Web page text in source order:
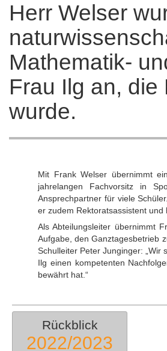
Herr Welser
Mathematik-
Frau Ilg an,
wurde.
Mit Frank Welser übernimmt
jahrelangen Fachvorsitz in
Ansprechpartner für viele
er zudem Rektoratsassistent
Als Abteilungsleiter übernimmt
Aufgabe, den Ganztagesbetrieb
Schulleiter Peter Junginger:
Ilg einen kompetenten
bewährt hat.“
Rückblick
2022/2023